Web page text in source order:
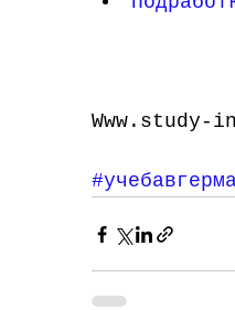
Www.study-